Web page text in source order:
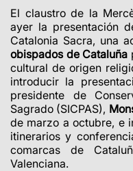
El claustro de la
ayer la presentación
Catalonia Sacra, una
obispados de Cataluña
cultural de origen
introducir la
presidente de
Sagrado (SICPAS),
de marzo a octubre, e
itinerarios y
comarcas de
Valenciana.